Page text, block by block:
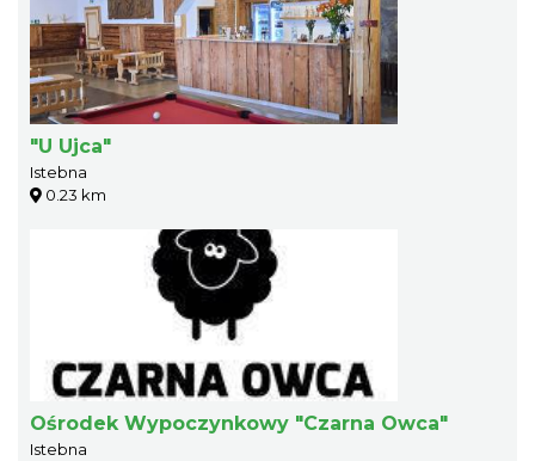
"U Ujca"
Istebna
0.23 km
Ośrodek Wypoczynkowy "Czarna Owca"
Istebna